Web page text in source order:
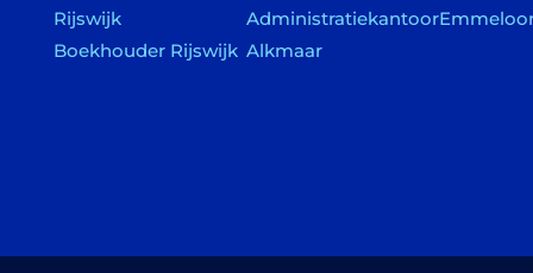
Rijswijk
Boekhouder Rijswijk
Administratiekantoor
Alkmaar